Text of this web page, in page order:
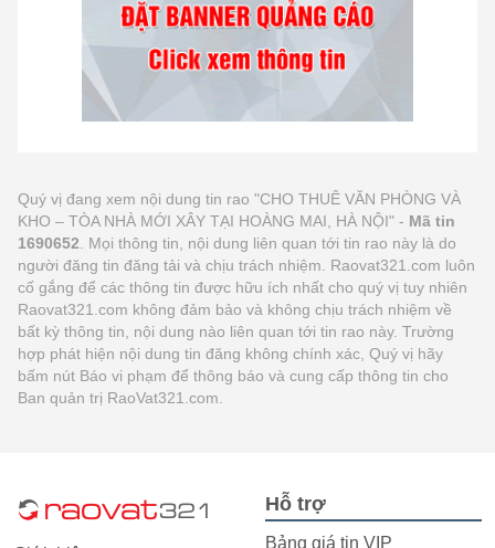
Quý vị đang xem nội dung tin rao "CHO THUÊ VĂN PHÒNG VÀ
KHO – TÒA NHÀ MỚI XÂY TẠI HOÀNG MAI, HÀ NỘI" - Mã tin
1690652 . Mọi thông tin, nội dung liên quan tới tin rao này là do
người đăng tin đăng tải và chịu trách nhiệm. Raovat321.com luôn
cố gắng để các thông tin được hữu ích nhất cho quý vị tuy nhiên
Raovat321.com không đảm bảo và không chịu trách nhiệm về
bất kỳ thông tin, nội dung nào liên quan tới tin rao này. Trường
hợp phát hiện nội dung tin đăng không chính xác, Quý vị hãy
bấm nút Báo vi phạm để thông báo và cung cấp thông tin cho
Ban quản trị RaoVat321.com.
Hỗ trợ
Bảng giá tin VIP